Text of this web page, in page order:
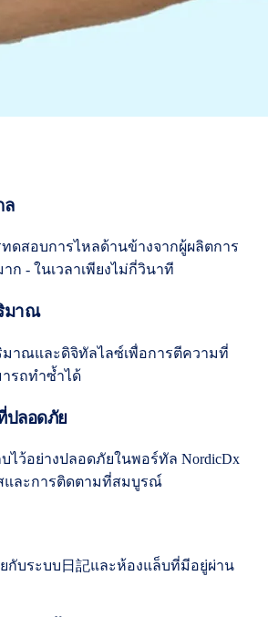
ล
ดสอบการไหลด้านข้างจากผู้ผลิตการ
ก - ในเวลาเพียงไม่กี่วินาที
มาณ
าณและดิจิทัลไลซ์เพื่อการตีความที่
รถทำซ้ำได้
ปลอดภัย
ไว้อย่างปลอดภัยในพอร์ทัล NordicDx
และการติดตามที่สมบูรณ์
กับระบบ日記และห้องแล็บที่มีอยู่ผ่าน